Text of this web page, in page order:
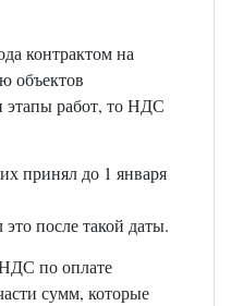
контрактом на
объектов
этапы работ, то НДС
принял до 1 января
после такой даты.
по оплате
сумм, которые